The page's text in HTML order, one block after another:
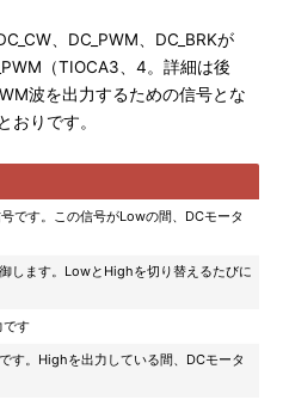
、DC_PWM、DC_BRKが
（TIOCA3、4。詳細は後
波を出力するための信号とな
おりです。
です。この信号がLowの間、DCモータ
します。LowとHighを切り替えるたびに
です
す。Highを出力している間、DCモータ